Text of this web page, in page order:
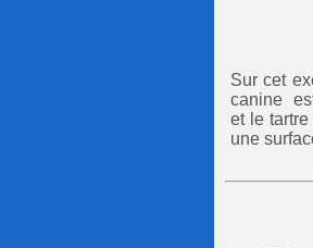
Sur cet
canine
et le
une